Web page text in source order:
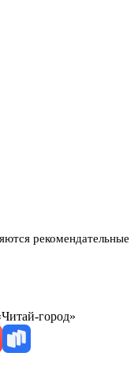
рекомендательные
город»